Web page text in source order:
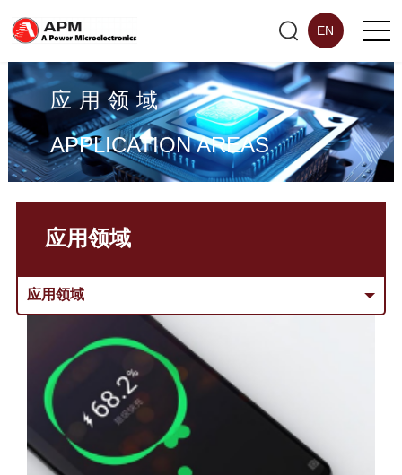
EN
应用领域
APPLICATION AREAS
应用领域
应用领域